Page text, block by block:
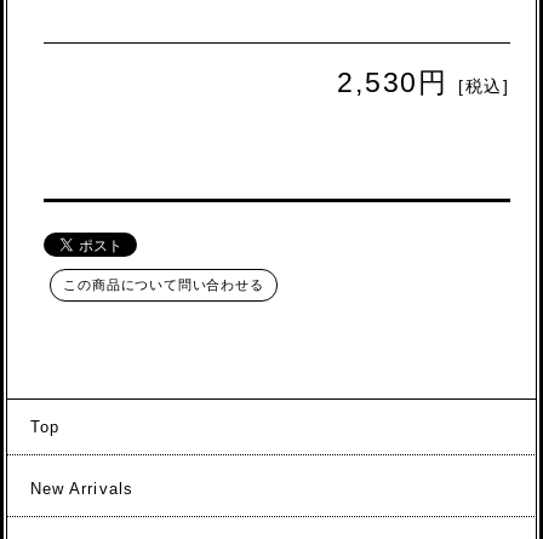
2,530円 [税込]
この商品について問い合わせる
Top
New Arrivals